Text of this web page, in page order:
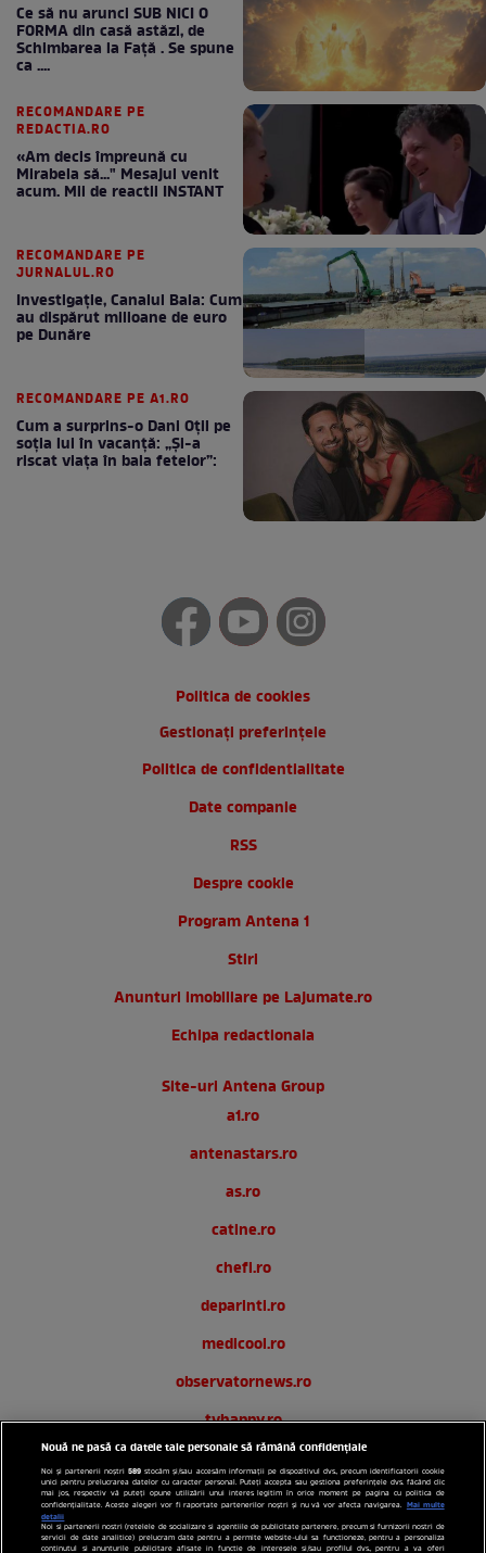
Ce să nu arunci SUB NICI O
FORMA din casă astăzi, de
Schimbarea la Față . Se spune
ca ....
RECOMANDARE PE
REDACTIA.RO
«Am decis împreună cu
Mirabela să..." Mesajul venit
acum. Mii de reactii INSTANT
RECOMANDARE PE
JURNALUL.RO
Investigație, Canalul Bala: Cum
au dispărut milioane de euro
pe Dunăre
RECOMANDARE PE A1.RO
Cum a surprins-o Dani Oțil pe
soția lui în vacanță: „Și-a
riscat viața în baia fetelor”:
Politica de cookies
Gestionați preferințele
Politica de confidentialitate
Date companie
RSS
Despre cookie
Program Antena 1
Stiri
Anunturi imobiliare pe Lajumate.ro
Echipa redactionala
Site-uri Antena Group
a1.ro
antenastars.ro
as.ro
catine.ro
chefi.ro
deparinti.ro
medicool.ro
observatornews.ro
tvhappy.ro
useit.ro
zutv.ro
Trends AntenaPLAY
Nouă ne pasă ca datele tale personale să rămână confidențiale
Noi și partenerii noștri589 stocăm și/sau accesăm informații pe dispozitivul dvs., precum identificatorii cookie
unici pentru prelucrarea datelor cu caracter personal. Puteți accepta sau gestiona preferințele dvs. făcând clic
mai jos, respectiv vă puteți opune utilizării unui interes legitim în orice moment pe pagina cu politica de
confidențialitate. Aceste alegeri vor fi raportate partenerilor noștri și nu vă vor afecta navigarea. Mai multe
detalii
Noi si partenerii nostri (retelele de socializare si agentiile de publicitate partenere, precum si furnizorii nostri de
servicii de date analitice) prelucram date pentru a permite website-ului sa functioneze, pentru a personaliza
continutul si anunturile publicitare afisate in functie de interesele si/sau profilul dvs., pentru a va oferi